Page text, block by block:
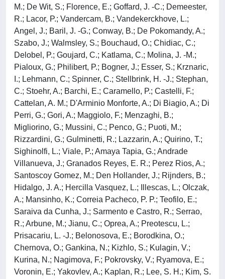
M.; De Wit, S.; Florence, E.; Goffard, J. -C.; Demeester,
R.; Lacor, P.; Vandercam, B.; Vandekerckhove, L.;
Angel, J.; Baril, J. -G.; Conway, B.; De Pokomandy, A.;
Szabo, J.; Walmsley, S.; Bouchaud, O.; Chidiac, C.;
Delobel, P.; Goujard, C.; Katlama, C.; Molina, J. -M.;
Pialoux, G.; Philibert, P.; Bogner, J.; Esser, S.; Krznaric,
I.; Lehmann, C.; Spinner, C.; Stellbrink, H. -J.; Stephan,
C.; Stoehr, A.; Barchi, E.; Caramello, P.; Castelli, F.;
Cattelan, A. M.; D'Arminio Monforte, A.; Di Biagio, A.; Di
Perri, G.; Gori, A.; Maggiolo, F.; Menzaghi, B.;
Migliorino, G.; Mussini, C.; Penco, G.; Puoti, M.;
Rizzardini, G.; Gulminetti, R.; Lazzarin, A.; Quirino, T.;
Sighinolfi, L.; Viale, P.; Amaya Tapia, G.; Andrade
Villanueva, J.; Granados Reyes, E. R.; Perez Rios, A.;
Santoscoy Gomez, M.; Den Hollander, J.; Rijnders, B.;
Hidalgo, J. A.; Hercilla Vasquez, L.; Illescas, L.; Olczak,
A.; Mansinho, K.; Correia Pacheco, P. P.; Teofilo, E.;
Saraiva da Cunha, J.; Sarmento e Castro, R.; Serrao,
R.; Arbune, M.; Jianu, C.; Oprea, A.; Preotescu, L.;
Prisacariu, L. -J.; Belonosova, E.; Borodkina, O.;
Chernova, O.; Gankina, N.; Kizhlo, S.; Kulagin, V.;
Kurina, N.; Nagimova, F.; Pokrovsky, V.; Ryamova, E.;
Voronin, E.; Yakovlev, A.; Kaplan, R.; Lee, S. H.; Kim, S.